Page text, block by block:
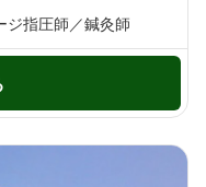
ジ指圧師／鍼灸師